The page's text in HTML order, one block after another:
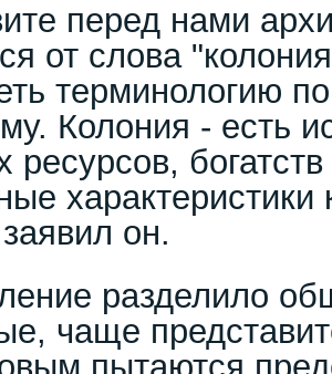
перед нами
от слова
терминологию
Колония - есть
ресурсов,
он.
разделило
чаще